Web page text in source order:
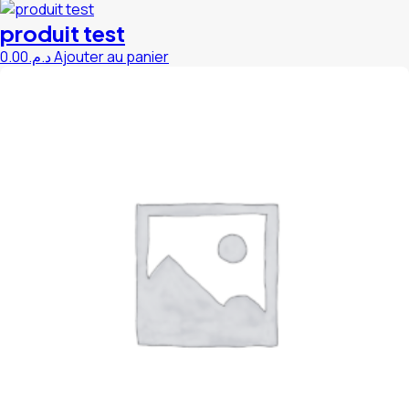
produit test
د.م.0.00 Ajouter au panier